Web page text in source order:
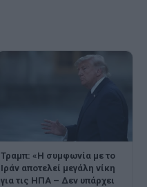
Τραμπ: «Η συμφωνία με το
Ιράν αποτελεί μεγάλη νίκη
για τις ΗΠΑ – Δεν υπάρχει